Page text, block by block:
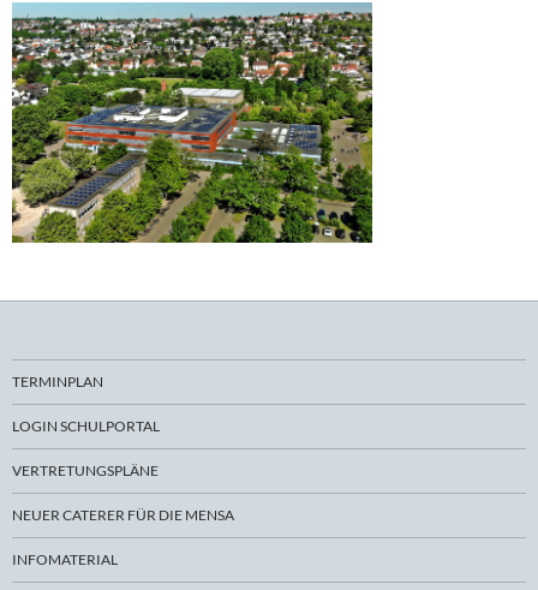
TERMINPLAN
LOGIN SCHULPORTAL
VERTRETUNGSPLÄNE
NEUER CATERER FÜR DIE MENSA
INFOMATERIAL